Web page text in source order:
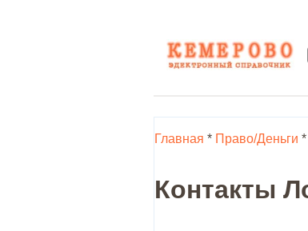
Главная * Право/Деньги *
Контакты